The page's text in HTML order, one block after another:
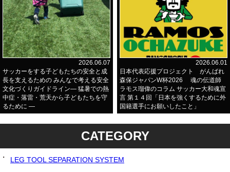
2026.06.07
サッカーをする子どもたちの安全と成
長を支えるための みんなで考える安全
文化づくりガイドライン― 猛暑での熱
中症・落雷・荒天から子どもたちを守
るために ―
2026.06.01
日本代表応援プロジェクト がんばれ
森保ジャパンW杯2026 魂の伝道師
ラモス瑠偉のコラム サッカー大和魂宣
言 第１４回「日本を強くするために外
国籍選手にお願いしたこと」
CATEGORY
LEG TOOL SEPARATION SYSTEM